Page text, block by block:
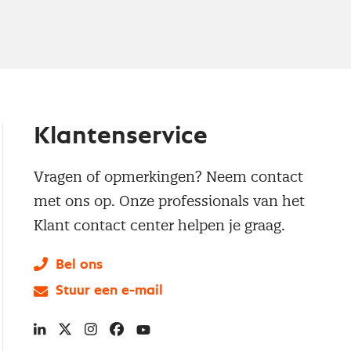
Klantenservice
Vragen of opmerkingen? Neem contact
met ons op. Onze professionals van het
Klant contact center helpen je graag.
Bel ons
Stuur een e-mail
LinkedIn
X Instagram
Facebook
YouTube